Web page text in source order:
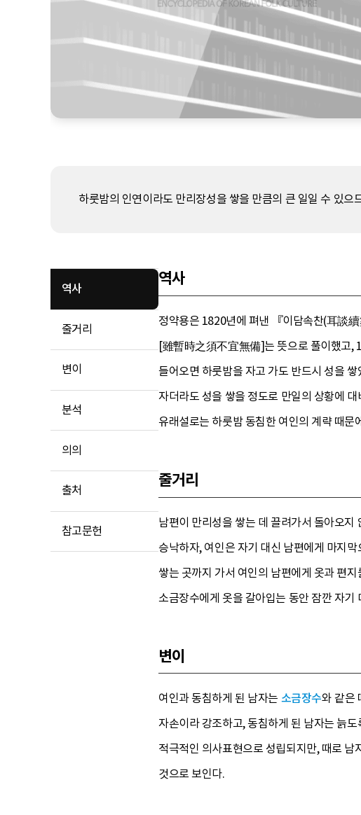
하룻밤의 인연이라도 만리장성을 쌓을 만큼의 큰 일일 수 있
역사
줄거리
변이
분석
의의
출처
참고문헌
역사
정약용은 1820년에 펴낸 『이담속찬(耳談
[雖暫時之須不宜無備]는 뜻으로 풀이했고,
들어오면 하룻밤을 자고 가도 반드시 성을
자더라도 성을 쌓을 정도로 만일의 상황에
유래설로는 하룻밤 동침한 여인의 계략 때
줄거리
남편이 만리성을 쌓는 데 끌려가서 돌아오
승낙하자, 여인은 자기 대신 남편에게 마지
쌓는 곳까지 가서 여인의 남편에게 옷과 편
소금장수에게 옷을 갈아입는 동안 잠깐 자
변이
여인과 동침하게 된 남자는 소금장수와 같은
자손이라 강조하고, 동침하게 된 남자는 늙
적극적인 의사표현으로 성립되지만, 때로
것으로 보인다.